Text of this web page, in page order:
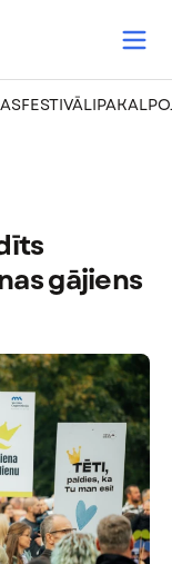
FESTIVĀLI
gājiens